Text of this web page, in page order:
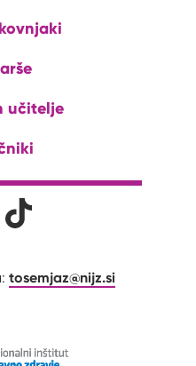
učitelje
Na naš Instagram profil
tosemjaz@nijz.si